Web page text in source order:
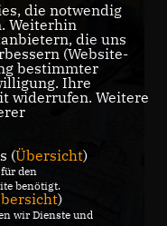
die notwendig
Weiterhin
die uns
(Website-
bestimmter
Ihre
widerrufen. Weitere
(Übersicht)
den
benötigt.
)
wir Dienste und